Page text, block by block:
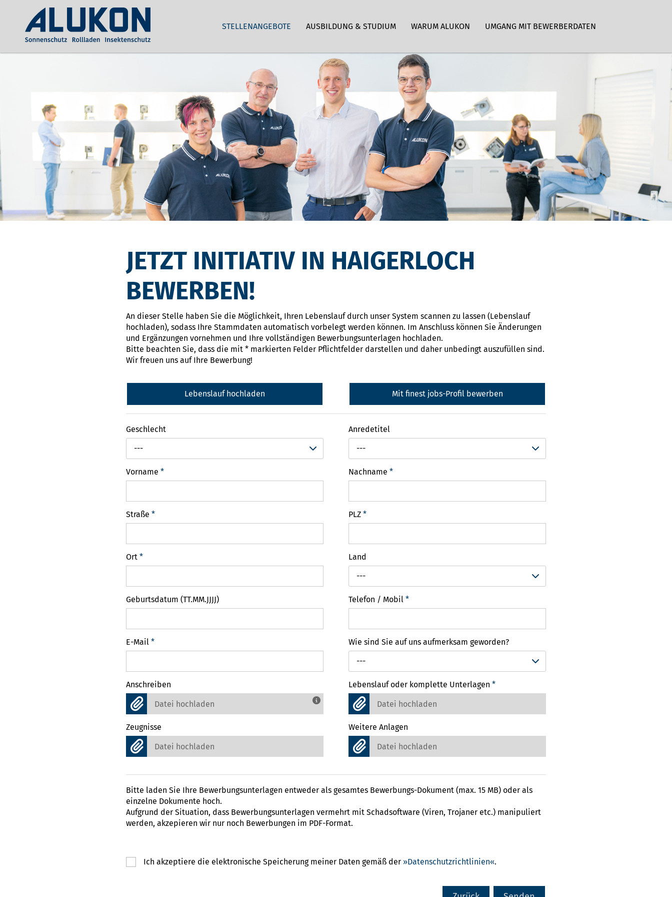
STELLENANGEBOTE AUSBILDUNG & STUDIUM WARUM ALUKON UMGANG MIT BEWERBERDATEN
JETZT INITIATIV IN HAIGERLOCH
BEWERBEN!
An dieser Stelle haben Sie die Möglichkeit, Ihren Lebenslauf durch unser System scannen zu lassen (Lebenslauf
hochladen), sodass Ihre Stammdaten automatisch vorbelegt werden können. Im Anschluss können Sie Änderungen
und Ergänzungen vornehmen und Ihre vollständigen Bewerbungsunterlagen hochladen.
Bitte beachten Sie, dass die mit * markierten Felder Pflichtfelder darstellen und daher unbedingt auszufüllen sind.
Wir freuen uns auf Ihre Bewerbung!
Lebenslauf hochladen Mit finest jobs-Profil bewerben
Geschlecht
---
Anredetitel
---
Vorname * Nachname*
Straße * PLZ*
Ort *
Land
---
Geburtsdatum (TT.MM.JJJJ) Telefon / Mobil*
E-Mail *
Wie sind Sie auf uns aufmerksam geworden?
---
Anschreiben
Datei hochladen
Lebenslauf oder komplette Unterlagen*
Datei hochladen
Zeugnisse
Datei hochladen
Weitere Anlagen
Datei hochladen
Bitte laden Sie Ihre Bewerbungsunterlagen entweder als gesamtes Bewerbungs-Dokument (max. 15 MB) oder als
einzelne Dokumente hoch.
Aufgrund der Situation, dass Bewerbungsunterlagen vermehrt mit Schadsoftware (Viren, Trojaner etc.) manipuliert
werden, akzepieren wir nur noch Bewerbungen im PDF-Format.
Ich akzeptiere die elektronische Speicherung meiner Daten gemäß der Datenschutzrichtlinien .